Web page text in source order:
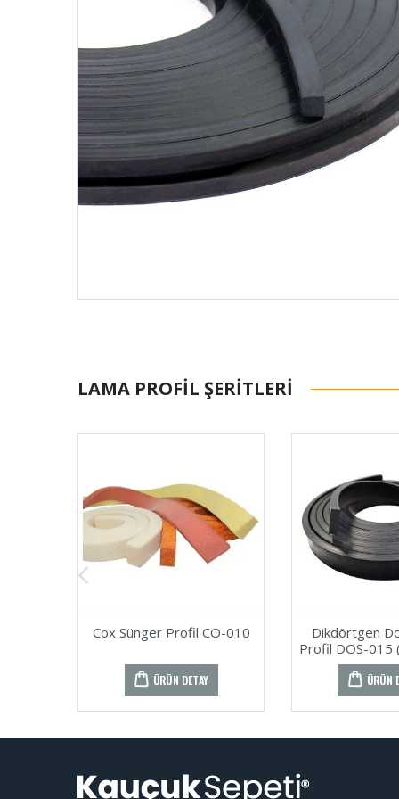
LAMA PROFIL ŞERITLERI
Cox Sünger Profil CO-010
ÜRÜN DETAY
Dikdörtgen
Profil DOS-015
ÜRÜN